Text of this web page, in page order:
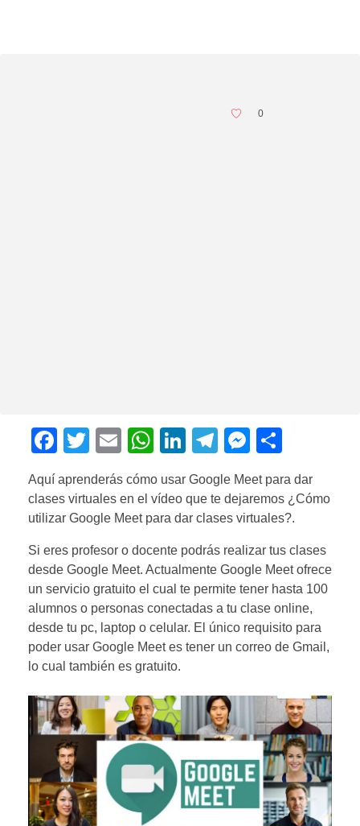
0
F
c
e
b
o
o
k
T
wi
tt
er
E
m
ail
W
at
s
A
p
p
Li
k
e
dI
n
T
e
gr
a
m
M
ss
e
n
g
er
m
p
ar
tir
Aquí aprenderás cómo usar Google Meet para dar
clases virtuales en el vídeo que te dejaremos ¿Cómo
utilizar Google Meet para dar clases virtuales?.
Si eres profesor o docente podrás realizar tus clases
desde Google Meet. Actualmente Google Meet ofrece
un servicio gratuito el cual te permite tener hasta 100
alumnos o personas conectadas a tu clase online,
desde tu pc, laptop o celular. El único requisito para
poder usar Google Meet es tener un correo de Gmail,
lo cual también es gratuito.